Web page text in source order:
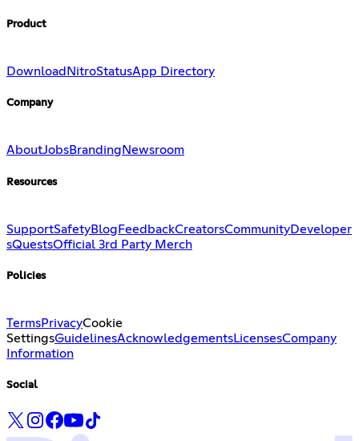
Product
Download NitroStatusApp Directory
Company
AboutJobsBranding Newsroom
Resources
SupportSafetyBlog FeedbackCreatorsCommunityDeveloper
sQuestsOfficial 3rd Party Merch
Policies
TermsPrivacyCookie
SettingsGuidelinesAcknowledgementsLicensesCompany
Information
Social